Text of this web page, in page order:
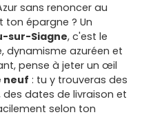
sans renoncer au
épargne ? Un
sur-Siagne, c'est le
dynamisme azuréen et
pense à jeter un œil
neuf : tu y trouveras des
des dates de livraison et
selon ton